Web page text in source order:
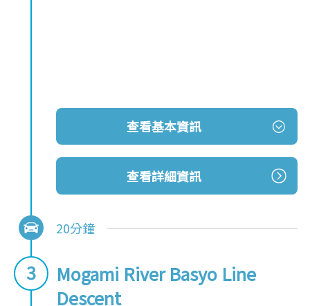
查看基本資訊
查看詳細資訊
20分鐘
Mogami River Basyo Line
Descent